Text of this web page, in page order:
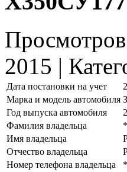
2015 |
Дата постановки на учет
Марка и модель автомобиля
Год выпуска автомобиля
Фамилия владельца
Имя владельца
Отчество владельца
Номер телефона владельца